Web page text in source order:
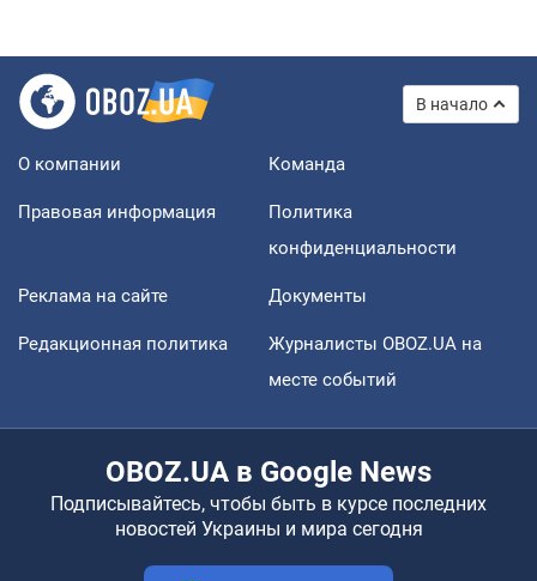
В начало
О компании Команда
Правовая информация
Политика
конфиденциальности
Реклама на сайте Документы
Редакционная политика
Журналисты OBOZ.UA на
месте событий
OBOZ.UA в Google News
Подписывайтесь, чтобы быть в курсе последних
новостей Украины и мира сегодня